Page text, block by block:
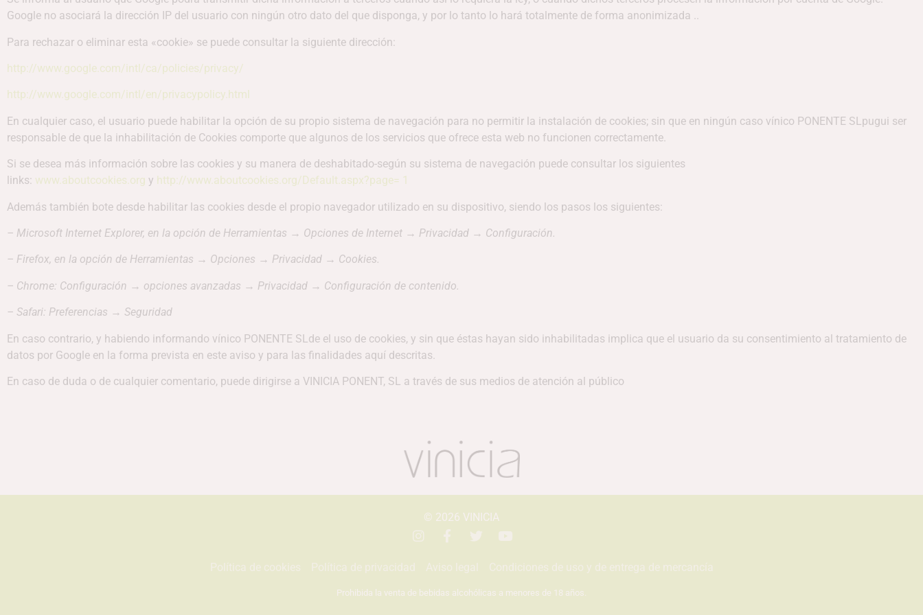
Google no asociará la dirección IP del usuario con ningún otro dato del que disponga, y por lo tanto lo hará totalmente de forma anonimizada ..
Para rechazar o eliminar esta «cookie» se puede consultar la siguiente dirección:
http://www.google.com/intl/ca/policies/privacy/
http://www.google.com/intl/en/privacypolicy.html
En cualquier caso, el usuario puede habilitar la opción de su propio sistema de navegación para no permitir la instalación de cookies; sin que en ningún caso vínico PONENTE SLpugui ser
responsable de que la inhabilitación de Cookies comporte que algunos de los servicios que ofrece esta web no funcionen correctamente.
Si se desea más información sobre las cookies y su manera de deshabitado-según su sistema de navegación puede consultar los siguientes
links: www.aboutcookies.org y http://www.aboutcookies.org/Default.aspx?page= 1
Además también bote desde habilitar las cookies desde el propio navegador utilizado en su dispositivo, siendo los pasos los siguientes:
– Microsoft Internet Explorer, en la opción de Herramientas → Opciones de Internet → Privacidad → Configuración.
– Firefox, en la opción de Herramientas → Opciones → Privacidad → Cookies.
– Chrome: Configuración → opciones avanzadas → Privacidad → Configuración de contenido.
– Safari: Preferencias → Seguridad
En caso contrario, y habiendo informando vínico PONENTE SLde el uso de cookies, y sin que éstas hayan sido inhabilitadas implica que el usuario da su consentimiento al tratamiento de
datos por Google en la forma prevista en este aviso y para las finalidades aquí descritas.
En caso de duda o de cualquier comentario, puede dirigirse a VINICIA PONENT, SL a través de sus medios de atención al público
© 2026 VINICIA
Política de cookies Política de privacidad Aviso legal Condiciones de uso y de entrega de mercancía
Prohibida la venta de bebidas alcohólicas a menores de 18 años.